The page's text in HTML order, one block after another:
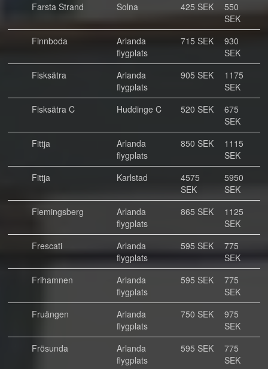
Farsta Strand
Solna 425 SEK
550
SEK
Finnboda
Arlanda
flygplats
715 SEK
930
SEK
Fisksätra
Arlanda
flygplats
905 SEK
1175
SEK
Fisksätra C
Huddinge C 520 SEK
675
SEK
Fittja
Arlanda
flygplats
850 SEK
1115
SEK
Fittja
Karlstad
4575
SEK
5950
SEK
Flemingsberg
Arlanda
flygplats
865 SEK
1125
SEK
Frescati
Arlanda
flygplats
595 SEK
775
SEK
Frihamnen
Arlanda
flygplats
595 SEK
775
SEK
Fruängen
Arlanda
flygplats
750 SEK
975
SEK
Frösunda
Arlanda
flygplats
595 SEK
775
SEK